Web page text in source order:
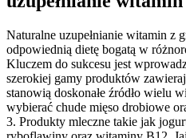
Naturalne uzupełnianie witamin z
odpowiednią dietę bogatą w
Kluczem do sukcesu jest
szerokiej gamy produktów
stanowią doskonałe źródło wielu
wybierać chude mięso drobiowe
3. Produkty mleczne takie jak